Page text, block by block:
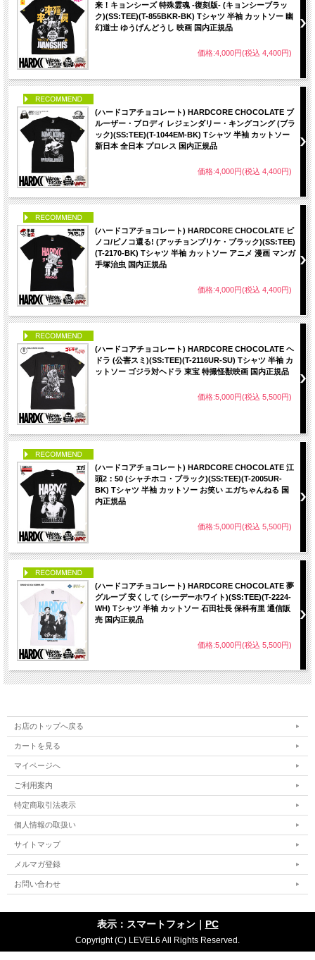
来！キョンシーズ 特殊霊魂 -復刻版- (キョンシーブラッ
ク)(SS:TEE)(T-855BKR-BK) Tシャツ 半袖 カットソー 幽
幻道士 ゆうげんどうし 映画 国内正規品
価格:4,000円(税込 4,400円)
(ハードコアチョコレート) HARDCORE CHOCOLATE ブ
ルーザー・ブロディ レジェンダリー・キングコング (ブラ
ック)(SS:TEE)(T-1044EM-BK) Tシャツ 半袖 カットソー
新日本 全日本 プロレス 国内正規品
価格:4,000円(税込 4,400円)
(ハードコアチョコレート) HARDCORE CHOCOLATE ピ
ノコ/ピノコ還る! (アッチョンブリケ・ブラック)(SS:TEE)
(T-2170-BK) Tシャツ 半袖 カットソー アニメ 漫画 マンガ
手塚治虫 国内正規品
価格:4,000円(税込 4,400円)
(ハードコアチョコレート) HARDCORE CHOCOLATE ヘ
ドラ (公害スミ)(SS:TEE)(T-2116UR-SU) Tシャツ 半袖 カ
ットソー ゴジラ対ヘドラ 東宝 特撮怪獣映画 国内正規品
価格:5,000円(税込 5,500円)
(ハードコアチョコレート) HARDCORE CHOCOLATE 江
頭2：50 (シャチホコ・ブラック)(SS:TEE)(T-2005UR-
BK) Tシャツ 半袖 カットソー お笑い エガちゃんねる 国
内正規品
価格:5,000円(税込 5,500円)
(ハードコアチョコレート) HARDCORE CHOCOLATE 夢
グループ 安くして (シーデーホワイト)(SS:TEE)(T-2224-
WH) Tシャツ 半袖 カットソー 石田社長 保科有里 通信販
売 国内正規品
価格:5,000円(税込 5,500円)
お店のトップへ戻る
カートを見る
マイページへ
ご利用案内
特定商取引法表示
個人情報の取扱い
サイトマップ
メルマガ登録
お問い合わせ
表示：スマートフォン｜ PC
Copyright (C) LEVEL6 All Rights Reserved.